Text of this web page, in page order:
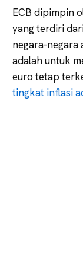
ECB dipimpin
yang terdiri
negara-negara
adalah untuk
euro tetap
tingkat inflasi